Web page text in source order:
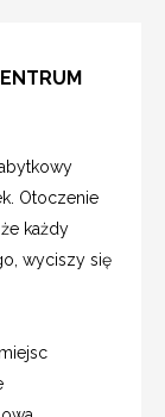
Otoczenie
każdy
wyciszy się